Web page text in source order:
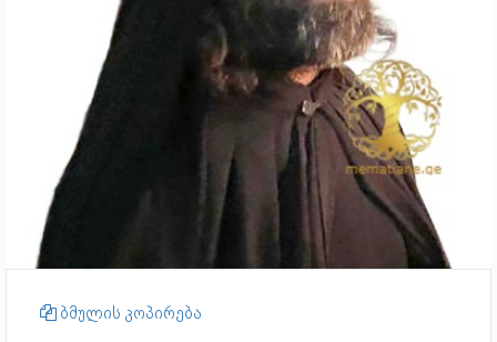
ბმულის კოპირება